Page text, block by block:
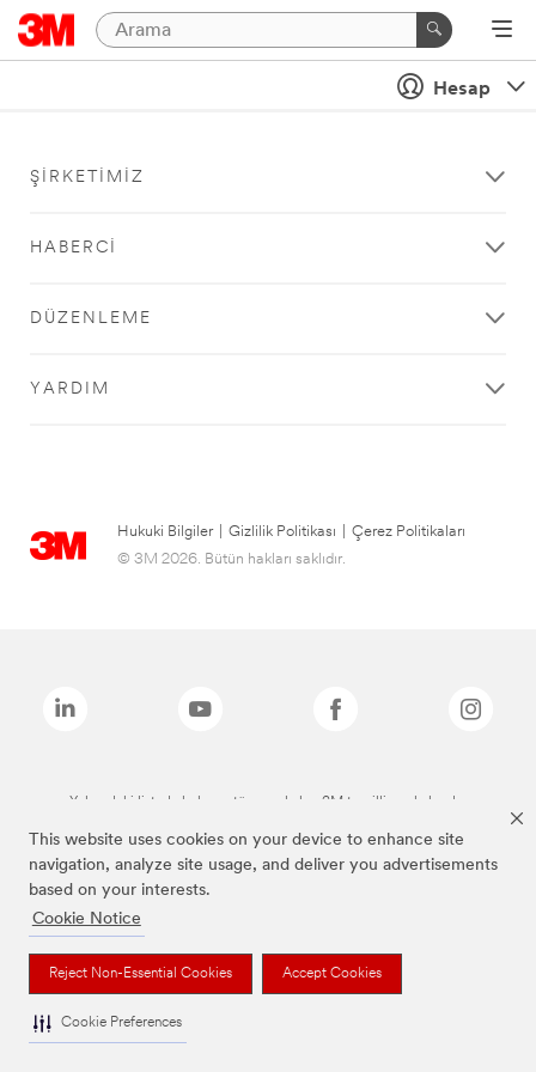
This website uses cookies on your device to enhance site
navigation, analyze site usage, and deliver you advertisements
based on your interests.
Cookie Notice
Reject Non-Essential Cookies Accept Cookies
Cookie Preferences
Hesap
ŞIRKETIMIZ
HABERCI
DÜZENLEME
YARDIM
Hukuki Bilgiler Gizlilik Politikası
Çerez Politikaları
© 3M 2026. Bütün hakları saklıdır.
Yukarıdaki listede bulunan tüm markalar, 3M tescilli markalarıdır.